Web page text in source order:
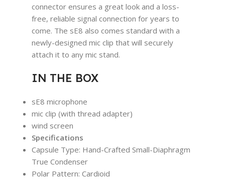
connector ensures a great look and a loss-
free, reliable signal connection for years to
come. The sE8 also comes standard with a
newly-designed mic clip that will securely
attach it to any mic stand.
IN THE BOX
sE8 microphone
mic clip (with thread adapter)
wind screen
Specifications
Capsule Type: Hand-Crafted Small-Diaphragm
True Condenser
Polar Pattern: Cardioid